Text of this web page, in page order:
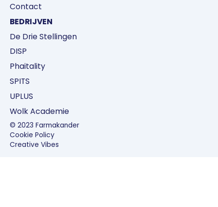
Contact
BEDRIJVEN
De Drie Stellingen
DISP
Phaitality
SPITS
UPLUS
Wolk Academie
© 2023 Farmakander
Cookie Policy
Creative Vibes